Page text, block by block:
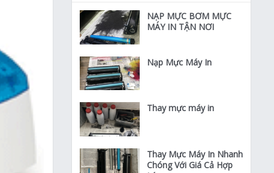
NẠP MỰC BƠM MỰC
MÁY IN TẬN NƠI
Nạp Mực Máy In
Thay mực máy in
Thay Mực Máy In Nhanh
Chóng Với Giá Cả Hợp